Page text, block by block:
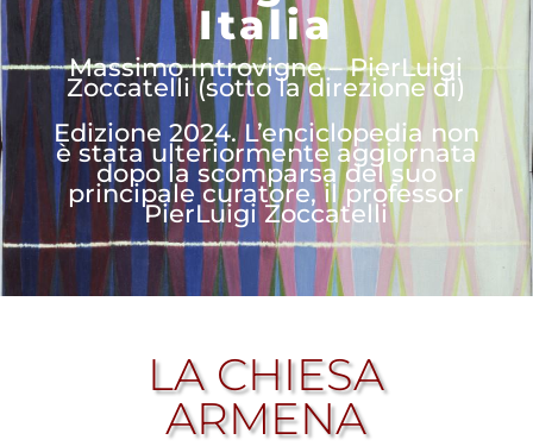
Italia
Massimo Introvigne – PierLuigi
Zoccatelli (sotto la direzione di)
Edizione 2024. L’enciclopedia non
è stata ulteriormente aggiornata
dopo la scomparsa del suo
principale curatore, il professor
PierLuigi Zoccatelli
LA CHIESA
ARMENA